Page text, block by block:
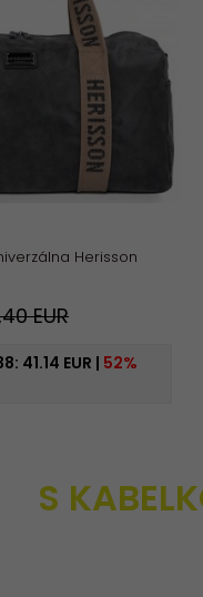
Herisson
EUR
41.14 EUR | 52%
S